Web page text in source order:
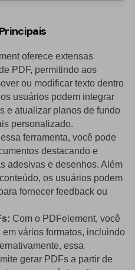
oferece extensas
PDF, permitindo aos
ou modificar texto dentro
usuários podem integrar
e atualizar planos de fundo
personalizado.
ferramenta, você pode
destacando e
adesivas e desenhos. Além
os usuários podem
fornecer feedback ou
Com o PDFelement, você
vários formatos, incluindo
essa
gerar PDFs a partir de